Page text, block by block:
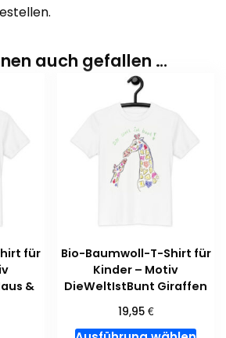
auch gefallen …
für
&
Bio-Baumwoll-T-Shirt für
Kinder – Motiv
DieWeltIstBunt Giraffen
19,95 €